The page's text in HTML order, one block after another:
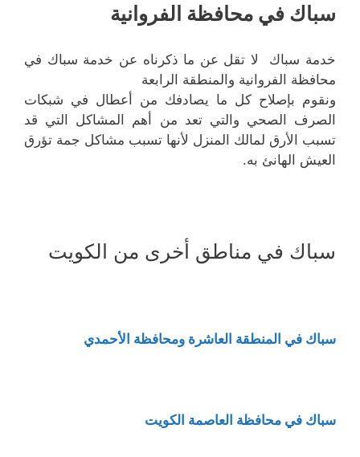
سباك في محافظة الفروانية
خدمة سباك لا تقل عن ما ذكرناه عن خدمة سباك في
محافظة الفروانية والمنطقة الرابعة
ونقوم بإصلاح كل ما يصادفك من أعطال في شبكات
الصرف الصحي والتي تعد من أهم المشاكل التي قد
تسبب الأرق لمالك المنزل لأنها تسبب مشاكل جمة تؤرق
العيش الهانئ به.
سباك في مناطق أخرى من الكويت
سباك في المنطقة العاشرة ومحافظة الأحمدي
سباك في محافظة العاصمة الكويت